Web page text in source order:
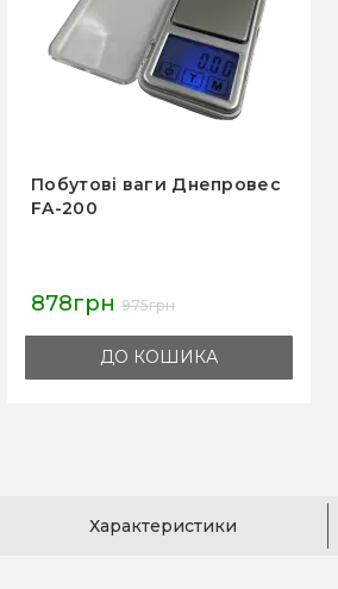
Побутові ваги Днепровес
EGY-50
3 716грн 4 129грн
ДО КОШИКА
Характеристики